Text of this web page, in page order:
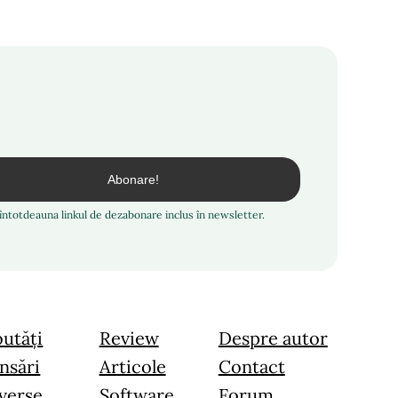
linkul de dezabonare inclus în newsletter.
Review
Articole
Despre autor
Contact